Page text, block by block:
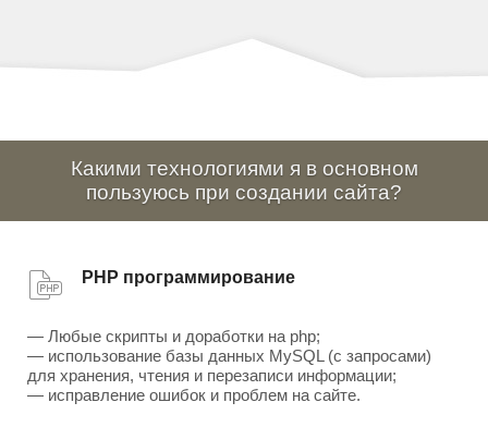
Какими технологиями я в основном
пользуюсь при создании сайта?
PHP программирование
— Любые скрипты и доработки на php;
— использование базы данных MySQL (с запросами)
для хранения, чтения и перезаписи информации;
— исправление ошибок и проблем на сайте.